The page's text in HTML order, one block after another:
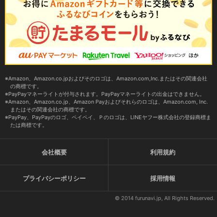
Amazon、Amazon.co.jpおよびそのロゴは、Amazon.com,Inc.またはその関連会社
の商標です。
PayPayマネーライトが付与されます。PayPayマネーライトの出金はできません。
Amazon、Amazon.co.jp、Amazon Payおよびそれらのロゴは、Amazon.com, Inc.
またはその関連会社の商標です。
PayPay、PayPayのロゴ、ペイペイ、Ｐのロゴは、LINEヤフー株式会社の登録商標ま
たは商標です。
会社概要 利用規約
プライバシーポリシー 採用情報
© 2014 furunavi.jp, All Rights Reserved.